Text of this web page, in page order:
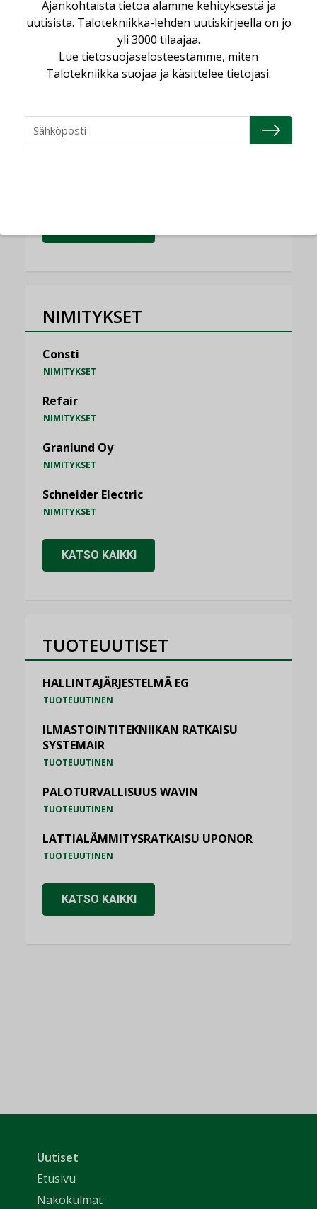
Yli miljoona kotia on vailla toimivaa
ilmanvaihtoa
KOLUMNI
KOLUMNI
Vesi- ja viemärimitoittaminen on
NIMITYKSET
Consti
NIMITYKSET
Refair
NIMITYKSET
Granlund Oy
NIMITYKSET
Schneider Electric
NIMITYKSET
KATSO KAIKKI
TUOTEUUTISET
HALLINTAJÄRJESTELMÄ EG
TUOTEUUTINEN
ILMASTOINTITEKNIIKAN RATKAISU
SYSTEMAIR
TUOTEUUTINEN
PALOTURVALLISUUS WAVIN
TUOTEUUTINEN
LATTIALÄMMITYSRATKAISU UPONOR
TUOTEUUTINEN
KATSO KAIKKI
Uutiset
Etusivu
Näkökulmat
Ajankohtaista tietoa alamme kehityksestä ja
uutisista. Talotekniikka-lehden uutiskirjeellä on jo
yli 3000 tilaajaa.
Lue tietosuojaselosteestamme, miten
Talotekniikka suojaa ja käsittelee tietojasi.